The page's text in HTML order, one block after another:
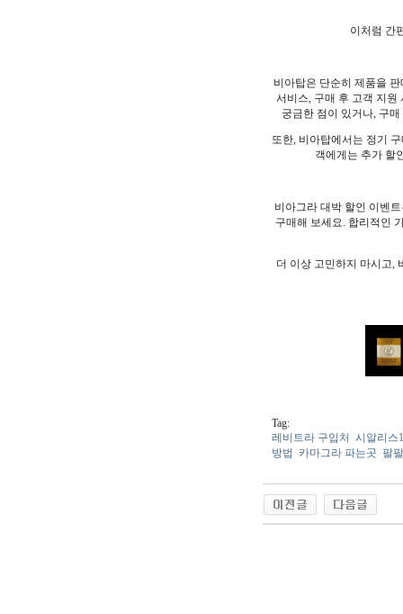
이처럼 간
비아탑은 단순히 제품을
서비스, 구매 후 고객 지원
궁금한 점이 있거나, 구
또한, 비아탑에서는 정기
객에게는 추가 할
비아그라 대박 할인 이벤
구매해 보세요. 합리적인
더 이상 고민하지 마시고,
Tag:
레비트라 구입처
시알리스
방법
카마그라 파는곳 팔